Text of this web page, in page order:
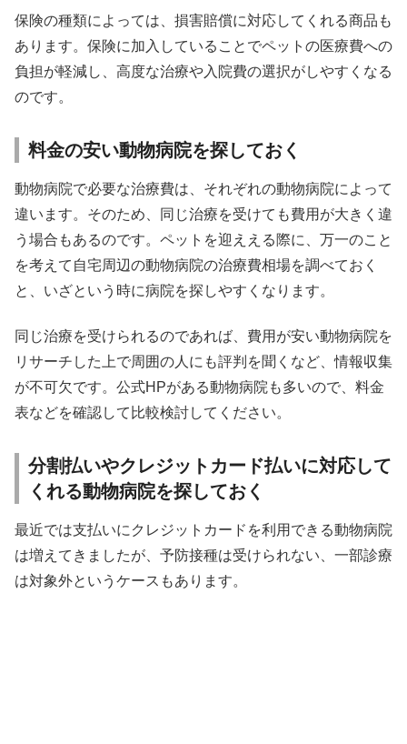
保険の種類によっては、損害賠償に対応してくれる商品も
あります。保険に加入していることでペットの医療費への
負担が軽減し、高度な治療や入院費の選択がしやすくなる
のです。
料金の安い動物病院を探しておく
動物病院で必要な治療費は、それぞれの動物病院によって
違います。そのため、同じ治療を受けても費用が大きく違
う場合もあるのです。ペットを迎ええる際に、万一のこと
を考えて自宅周辺の動物病院の治療費相場を調べておく
と、いざという時に病院を探しやすくなります。
同じ治療を受けられるのであれば、費用が安い動物病院を
リサーチした上で周囲の人にも評判を聞くなど、情報収集
が不可欠です。公式HPがある動物病院も多いので、料金
表などを確認して比較検討してください。
分割払いやクレジットカード払いに対応して
くれる動物病院を探しておく
最近では支払いにクレジットカードを利用できる動物病院
は増えてきましたが、予防接種は受けられない、一部診療
は対象外というケースもあります。